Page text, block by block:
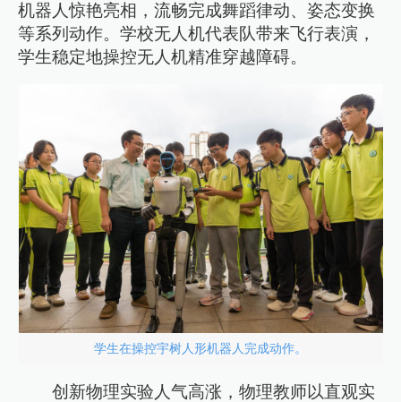
机器人惊艳亮相，流畅完成舞蹈律动、姿态变换
等系列动作。学校无人机代表队带来飞行表演，
学生稳定地操控无人机精准穿越障碍。
学生在操控宇树人形机器人完成动作。
创新物理实验人气高涨，物理教师以直观实